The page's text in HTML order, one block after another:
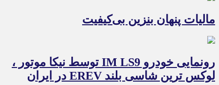
مالیات پنهان بنزین بی‌کیفیت
رونمایی خودرو IM LS9 توسط نیکا موتور ،
لوکس ترین شاسی بلند EREV در ایران